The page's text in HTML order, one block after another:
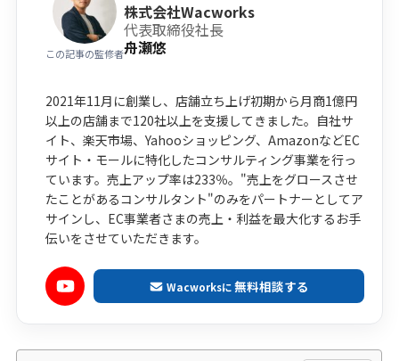
この記事の監修者
株式会社Wacworks
代表取締役社長
舟瀬悠
2021年11月に創業し、店舗立ち上げ初期から月商1億円
以上の店舗まで120社以上を支援してきました。自社サ
イト、楽天市場、Yahooショッピング、AmazonなどEC
サイト・モールに特化したコンサルティング事業を行っ
ています。売上アップ率は233％。"売上をグロースさせ
たことがあるコンサルタント"のみをパートナーとしてア
サインし、EC事業者さまの売上・利益を最大化するお手
伝いをさせていただきます。
Wacworksに無料相談する